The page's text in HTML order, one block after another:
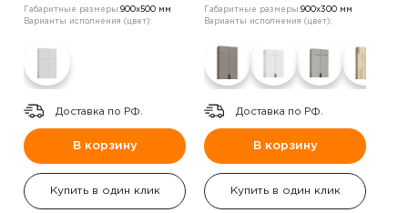
Габаритные размеры:900х500 мм
Варианты исполнения (цвет):
Доставка по РФ.
В корзину
Купить в один клик
Габаритные размеры:900х300 мм
Варианты исполнения (цвет):
Доставка по РФ.
В корзину
Купить в один клик